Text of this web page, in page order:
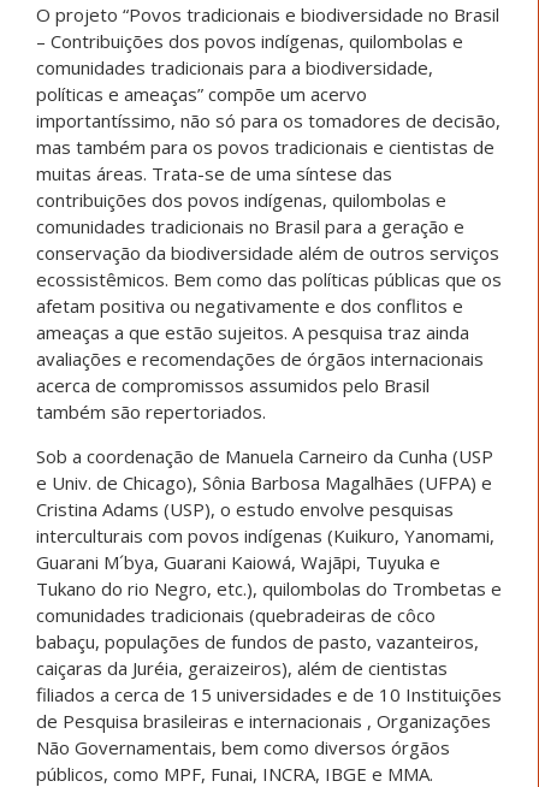
O projeto “Povos tradicionais e biodiversidade no Brasil
– Contribuições dos povos indígenas, quilombolas e
comunidades tradicionais para a biodiversidade,
políticas e ameaças” compõe um acervo
importantíssimo, não só para os tomadores de decisão,
mas também para os povos tradicionais e cientistas de
muitas áreas. Trata-se de uma síntese das
contribuições dos povos indígenas, quilombolas e
comunidades tradicionais no Brasil para a geração e
conservação da biodiversidade além de outros serviços
ecossistêmicos. Bem como das políticas públicas que os
afetam positiva ou negativamente e dos conflitos e
ameaças a que estão sujeitos. A pesquisa traz ainda
avaliações e recomendações de órgãos internacionais
acerca de compromissos assumidos pelo Brasil
também são repertoriados.
Sob a coordenação de Manuela Carneiro da Cunha (USP
e Univ. de Chicago), Sônia Barbosa Magalhães (UFPA) e
Cristina Adams (USP), o estudo envolve pesquisas
interculturais com povos indígenas (Kuikuro, Yanomami,
Guarani M´bya, Guarani Kaiowá, Wajãpi, Tuyuka e
Tukano do rio Negro, etc.), quilombolas do Trombetas e
comunidades tradicionais (quebradeiras de côco
babaçu, populações de fundos de pasto, vazanteiros,
caiçaras da Juréia, geraizeiros), além de cientistas
filiados a cerca de 15 universidades e de 10 Instituições
de Pesquisa brasileiras e internacionais , Organizações
Não Governamentais, bem como diversos órgãos
públicos, como MPF, Funai, INCRA, IBGE e MMA.